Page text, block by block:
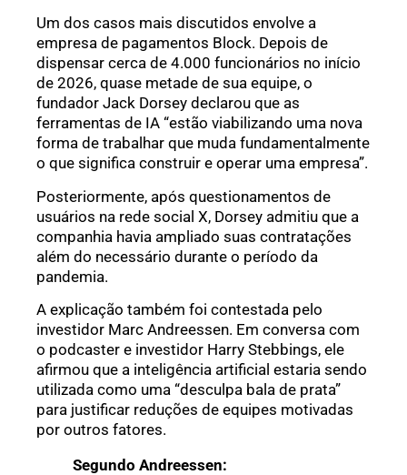
Um dos casos mais discutidos envolve a
empresa de pagamentos Block. Depois de
dispensar cerca de 4.000 funcionários no início
de 2026, quase metade de sua equipe, o
fundador Jack Dorsey declarou que as
ferramentas de IA “estão viabilizando uma nova
forma de trabalhar que muda fundamentalmente
o que significa construir e operar uma empresa”.
Posteriormente, após questionamentos de
usuários na rede social X, Dorsey admitiu que a
companhia havia ampliado suas contratações
além do necessário durante o período da
pandemia.
A explicação também foi contestada pelo
investidor Marc Andreessen. Em conversa com
o podcaster e investidor Harry Stebbings, ele
afirmou que a inteligência artificial estaria sendo
utilizada como uma “desculpa bala de prata”
para justificar reduções de equipes motivadas
por outros fatores.
Segundo Andreessen: